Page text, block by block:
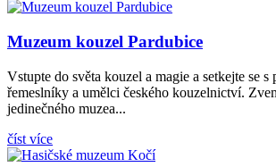
Muzeum kouzel Pardubice
Vstupte do světa kouzel a magie a setkejte se s
řemeslníky a umělci českého kouzelnictví.
jedinečného muzea...
číst více